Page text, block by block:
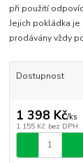
při použití
Jejich pokládka
prodávány vždy
Dostupnost
1 398 Kč/ks
1 155 Kč bez DPH